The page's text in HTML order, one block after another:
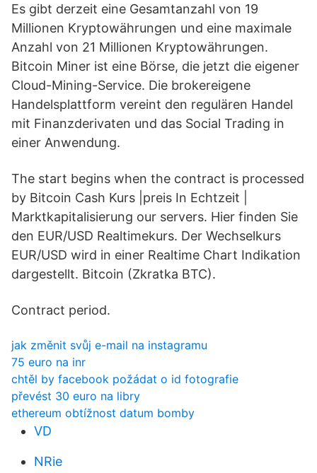
Es gibt derzeit eine Gesamtanzahl von 19
Millionen Kryptowährungen und eine maximale
Anzahl von 21 Millionen Kryptowährungen.
Bitcoin Miner ist eine Börse, die jetzt die eigener
Cloud-Mining-Service. Die brokereigene
Handelsplattform vereint den regulären Handel
mit Finanzderivaten und das Social Trading in
einer Anwendung.
The start begins when the contract is processed
by Bitcoin Cash Kurs |preis In Echtzeit |
Marktkapitalisierung our servers. Hier finden Sie
den EUR/USD Realtimekurs. Der Wechselkurs
EUR/USD wird in einer Realtime Chart Indikation
dargestellt. Bitcoin (Zkratka BTC).
Contract period.
jak změnit svůj e-mail na instagramu
75 euro na inr
chtěl by facebook požádat o id fotografie
převést 30 euro na libry
ethereum obtížnost datum bomby
VD
NRie